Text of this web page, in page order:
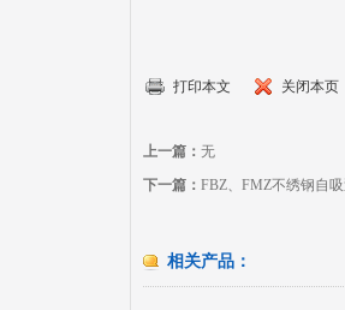
打印本文 关闭本页
上一篇： 无
下一篇： FBZ、FMZ不绣钢自
相关产品：